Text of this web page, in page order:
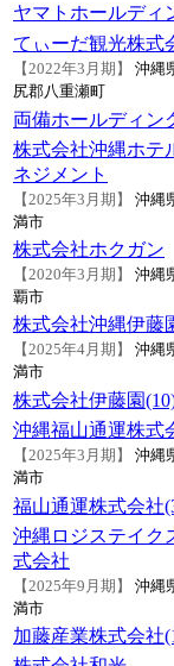
ヤマトホールディ
てぃーだ観光株式
【2022年3月期】
沖縄
尻郡八重瀬町
両備ホールディン
株式会社沖縄ホテ
ネジメント
【2025年3月期】
沖縄
満市
株式会社ホクガン
【2020年3月期】
沖縄
覇市
株式会社沖縄伊藤
【2025年4月期】
沖縄
満市
株式会社伊藤園
沖縄福山通運株式
【2025年3月期】
沖縄
満市
福山通運株式会社
沖縄ロジステイク
式会社
【2025年9月期】
沖縄
満市
加藤産業株式会社